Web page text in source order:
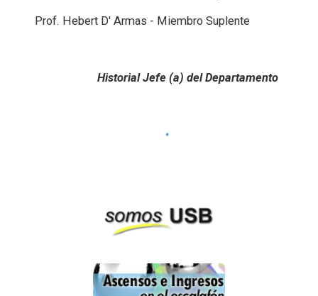
Prof. Hebert D' Armas - Miembro Suplente
Historial Jefe (a) del Departamento